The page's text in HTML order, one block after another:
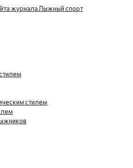
журнала Лыжный спорт
стилем